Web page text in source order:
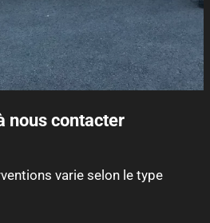
nous contacter
varie selon le type